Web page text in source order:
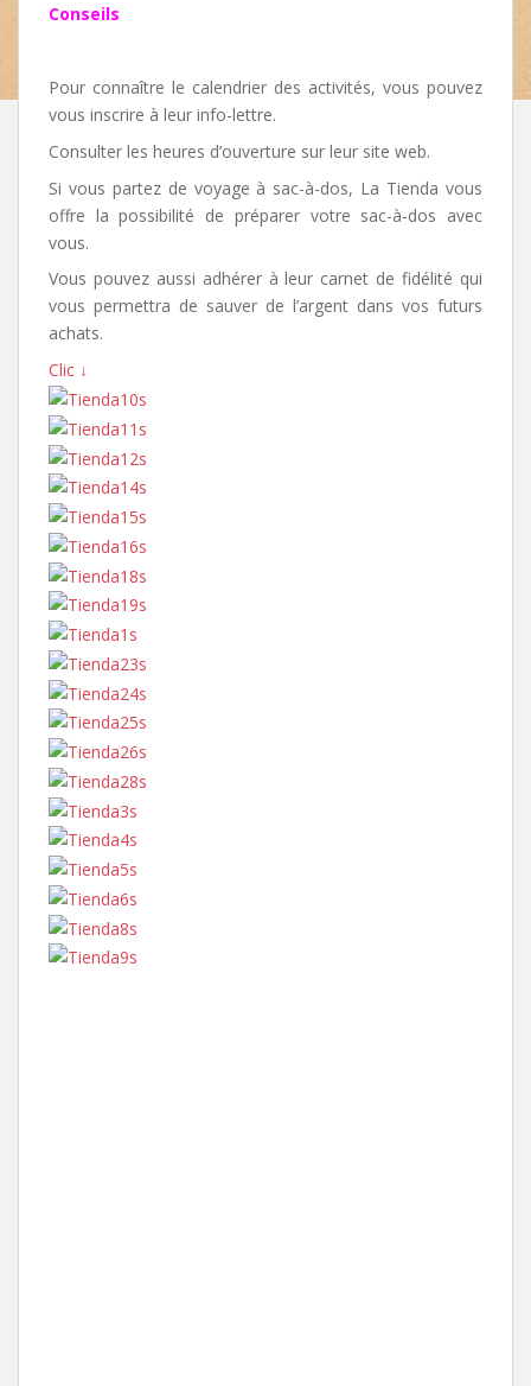
Conseils
Pour connaître le calendrier des activités, vous pouvez
vous inscrire à leur info-lettre.
Consulter les heures d’ouverture sur leur site web.
Si vous partez de voyage à sac-à-dos, La Tienda vous
offre la possibilité de préparer votre sac-à-dos avec
vous.
Vous pouvez aussi adhérer à leur carnet de fidélité qui
vous permettra de sauver de l’argent dans vos futurs
achats.
Clic ↓